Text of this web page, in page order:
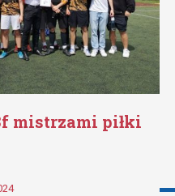
mistrzami piłki